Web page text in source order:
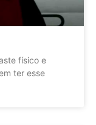
físico e
ter esse